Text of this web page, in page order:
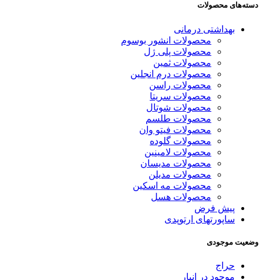
دسته‌های محصولات
بهداشتی درمانی
محصولات انشور بوسوم
محصولات پلی ژل
محصولات ثمین
محصولات درم انجلین
محصولات راسن
محصولات سریتا
محصولات شوتال
محصولات طلسم
محصولات فیتو وان
محصولات گلوده
محصولات لامینین
محصولات مدیسان
محصولات مدیلن
محصولات مه اسکین
محصولات هسل
پیش فرض
ساپورتهای ارتوپدی
وضعیت موجودی
حراج
موجود در انبار